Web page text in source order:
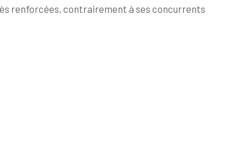
renforcées, contrairement à ses concurrents